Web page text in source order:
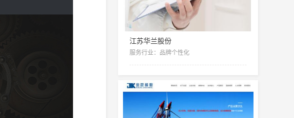
江苏华兰股份
服务行业：品牌个性化